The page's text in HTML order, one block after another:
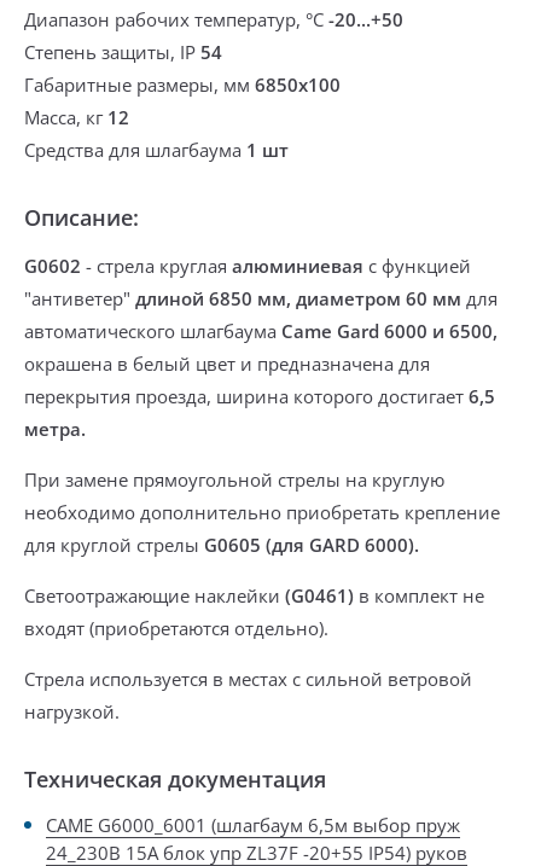
Диапазон рабочих температур, °С -20...+50
Степень защиты, IP 54
Габаритные размеры, мм 6850х100
Масса, кг 12
Средства для шлагбаума 1 шт
Описание:
G0602 - стрела круглая алюминиевая с функцией
"антиветер" длиной 6850 мм, диаметром 60 мм для
автоматического шлагбаума Came Gard 6000 и 6500,
окрашена в белый цвет и предназначена для
перекрытия проезда, ширина которого достигает 6,5
метра.
При замене прямоугольной стрелы на круглую
необходимо дополнительно приобретать крепление
для круглой стрелы G0605 (для GARD 6000).
Светоотражающие наклейки (G0461) в комплект не
входят (приобретаются отдельно).
Стрела используется в местах с сильной ветровой
нагрузкой.
Техническая документация
CAME G6000_6001 (шлагбаум 6,5м выбор пруж
24_230В 15А блок упр ZL37F -20+55 IP54) руков